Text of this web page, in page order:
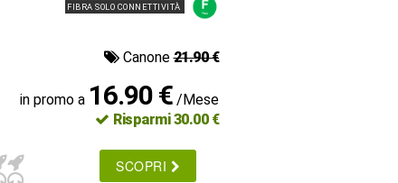
FIBRA SOLO CONNETTIVITÀ
Canone21.90 €
in promo a 16.90 € /Mese
Risparmi 30.00 €
SCOPRI